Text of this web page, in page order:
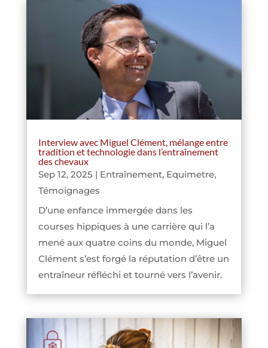
Interview avec Miguel Clément, mélange entre
tradition et technologie dans l’entraînement
des chevaux
Sep 12, 2025 | Entraînement, Equimetre,
Témoignages
D’une enfance immergée dans les
courses hippiques à une carrière qui l’a
mené aux quatre coins du monde, Miguel
Clément s’est forgé la réputation d’être un
entraîneur réfléchi et tourné vers l’avenir.